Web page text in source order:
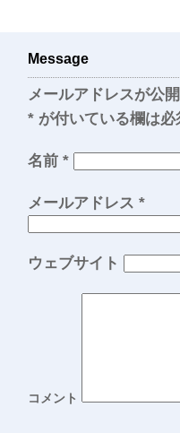
Message
メールアドレスが公
* が付いている欄は必
名前 *
メールアドレス *
ウェブサイト
コメント